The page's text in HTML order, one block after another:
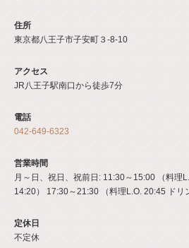
住所
東京都八王子市子安町３‐8‐10
アクセス
JR八王子駅南口から徒歩7分
電話
042-649-6323
営業時間
月～日、祝日、祝前日: 11:30～15:00 （料理
14:20） 17:30～21:30 （料理L.O. 20:45 ドリ
定休日
不定休